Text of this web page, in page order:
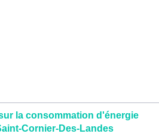
la consommation d'énergie
Cornier-Des-Landes